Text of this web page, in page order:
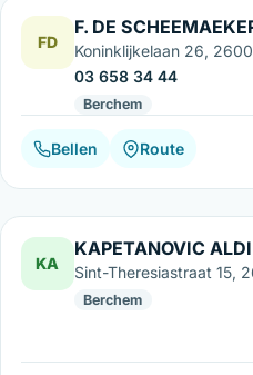
FD
F. DE
Koninklijkelaan 26,
03 658 34 44
Berchem
Bellen Route
KA
KAPETANOVIC
Sint-Theresiastraat 15,
Berchem